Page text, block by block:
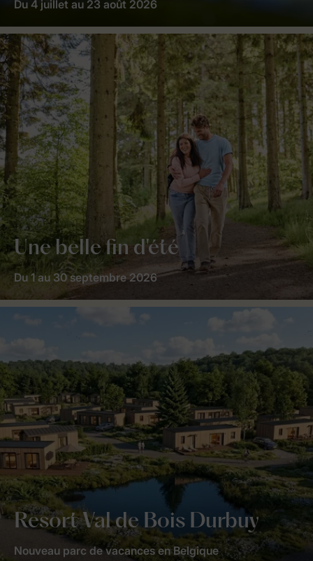
Du 4 juillet au 23 août 2026
Une belle fin d'été
Du 1 au 30 septembre 2026
Resort Val de Bois Durbuy
Nouveau parc de vacances en Belgique